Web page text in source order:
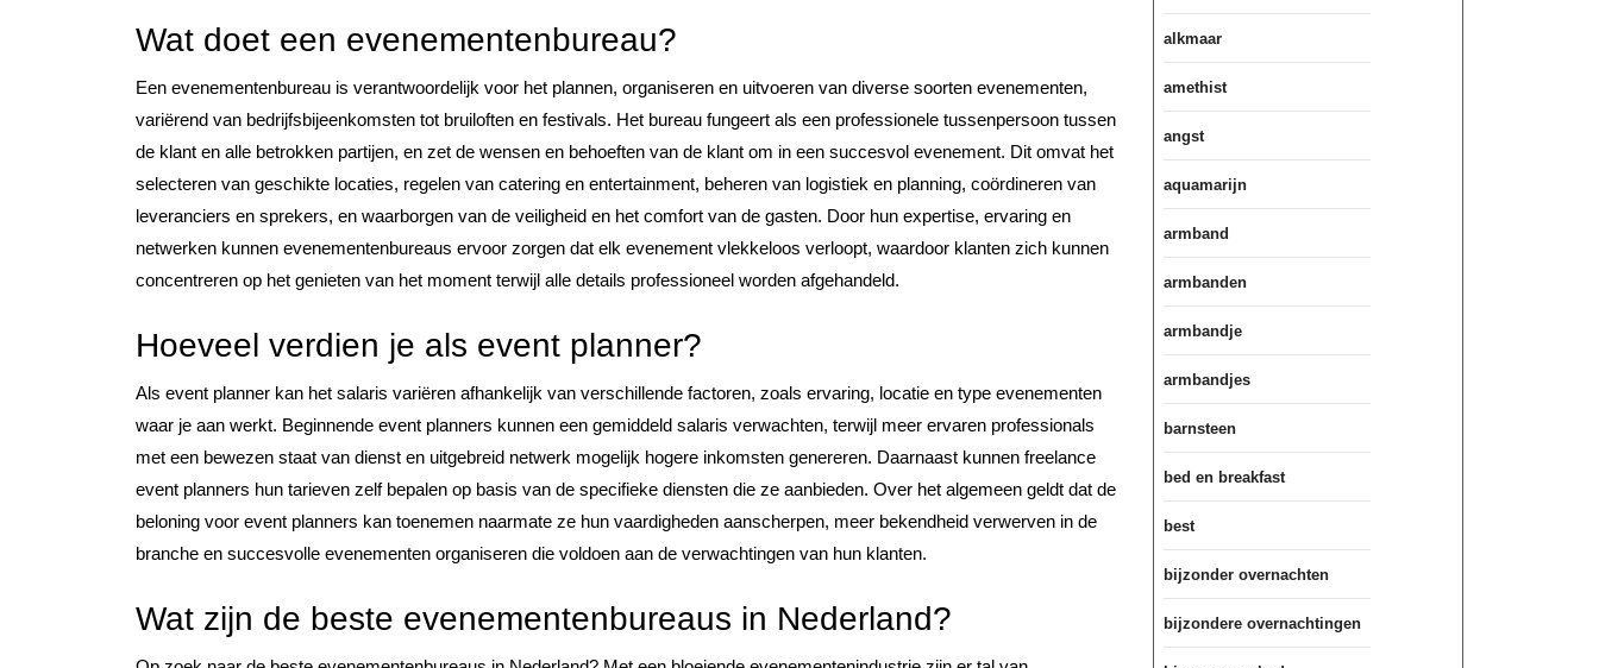
Wat doet een evenementenbureau?
Een evenementenbureau is verantwoordelijk voor het plannen, organiseren en uitvoeren van diverse soorten evenementen,
variërend van bedrijfsbijeenkomsten tot bruiloften en festivals. Het bureau fungeert als een professionele tussenpersoon tussen
de klant en alle betrokken partijen, en zet de wensen en behoeften van de klant om in een succesvol evenement. Dit omvat het
selecteren van geschikte locaties, regelen van catering en entertainment, beheren van logistiek en planning, coördineren van
leveranciers en sprekers, en waarborgen van de veiligheid en het comfort van de gasten. Door hun expertise, ervaring en
netwerken kunnen evenementenbureaus ervoor zorgen dat elk evenement vlekkeloos verloopt, waardoor klanten zich kunnen
concentreren op het genieten van het moment terwijl alle details professioneel worden afgehandeld.
Hoeveel verdien je als event planner?
Als event planner kan het salaris variëren afhankelijk van verschillende factoren, zoals ervaring, locatie en type evenementen
waar je aan werkt. Beginnende event planners kunnen een gemiddeld salaris verwachten, terwijl meer ervaren professionals
met een bewezen staat van dienst en uitgebreid netwerk mogelijk hogere inkomsten genereren. Daarnaast kunnen freelance
event planners hun tarieven zelf bepalen op basis van de specifieke diensten die ze aanbieden. Over het algemeen geldt dat de
beloning voor event planners kan toenemen naarmate ze hun vaardigheden aanscherpen, meer bekendheid verwerven in de
branche en succesvolle evenementen organiseren die voldoen aan de verwachtingen van hun klanten.
Wat zijn de beste evenementenbureaus in Nederland?
alkmaar
amethist
angst
aquamarijn
armband
armbanden
armbandje
armbandjes
barnsteen
bed en breakfast
best
bijzonder overnachten
bijzondere overnachtingen